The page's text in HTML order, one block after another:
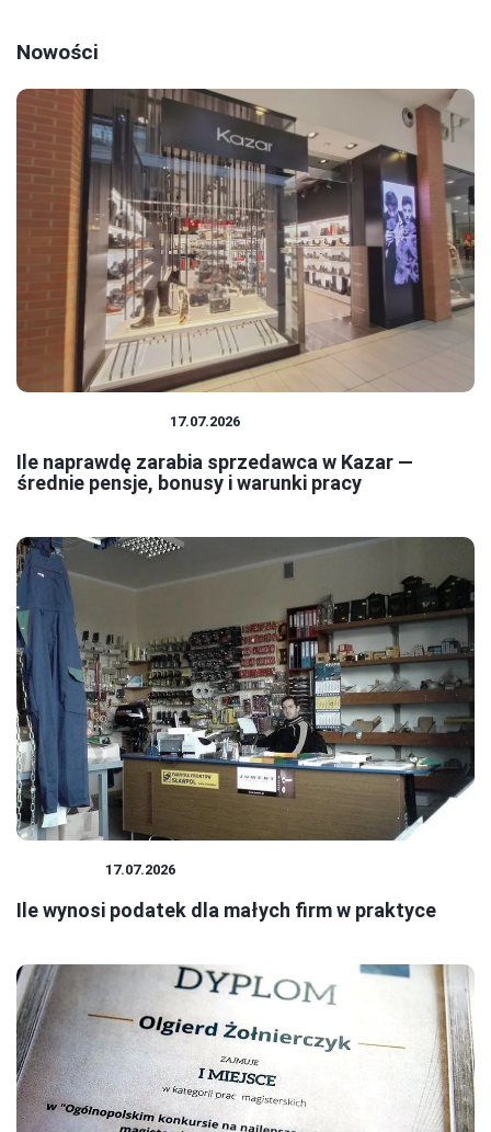
Nowości
17.07.2026
Ile naprawdę zarabia sprzedawca w Kazar —
średnie pensje, bonusy i warunki pracy
17.07.2026
Ile wynosi podatek dla małych firm w praktyce